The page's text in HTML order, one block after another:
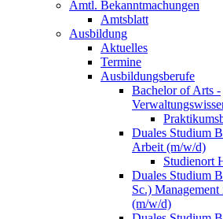
Amtl. Bekanntmachungen
Amtsblatt
Ausbildung
Aktuelles
Termine
Ausbildungsberufe
Bachelor of Arts -
Duales Studium
Arbeit (m/w/d)
Studienort
Duales Studium
Sc.)
(m/w/d)